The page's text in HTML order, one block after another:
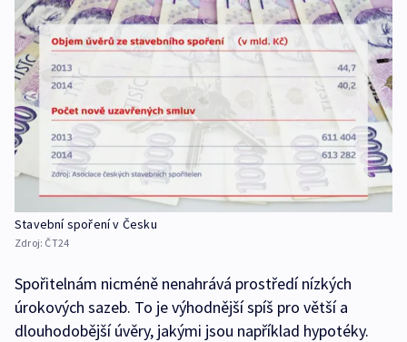
Stavební spoření v Česku
Zdroj: ČT24
Spořitelnám nicméně nenahrává prostředí nízkých
úrokových sazeb. To je výhodnější spíš pro větší a
dlouhodobější úvěry, jakými jsou například hypotéky.